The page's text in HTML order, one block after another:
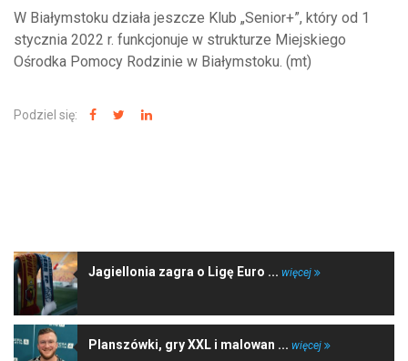
W Białymstoku działa jeszcze Klub „Senior+”, który od 1
stycznia 2022 r. funkcjonuje w strukturze Miejskiego
Ośrodka Pomocy Rodzinie w Białymstoku. (mt)
Podziel się:
Jagiellonia zagra o Ligę Euro ... więcej
Planszówki, gry XXL i malowan ... więcej